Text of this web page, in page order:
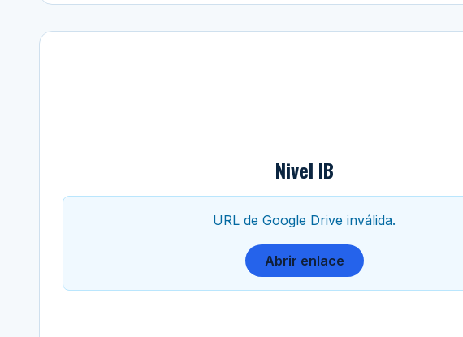
Nivel IB
URL de Google Drive inválida.
Abrir enlace